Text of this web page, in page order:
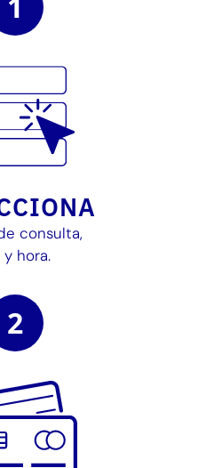
consulta,
y hora.
2